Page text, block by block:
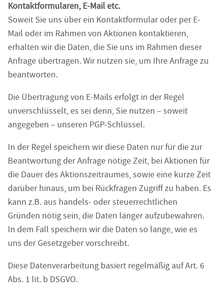
Kontaktformularen, E-Mail etc.
Soweit Sie uns über ein Kontaktformular oder per E-
Mail oder im Rahmen von Aktionen kontaktieren,
erhalten wir die Daten, die Sie uns im Rahmen dieser
Anfrage übertragen. Wir nutzen sie, um Ihre Anfrage zu
beantworten.
Die Übertragung von E-Mails erfolgt in der Regel
unverschlüsselt, es sei denn, Sie nutzen – soweit
angegeben – unseren PGP-Schlüssel.
In der Regel speichern wir diese Daten nur für die zur
Beantwortung der Anfrage nötige Zeit, bei Aktionen für
die Dauer des Aktionszeitraumes, sowie eine kurze Zeit
darüber hinaus, um bei Rückfragen Zugriff zu haben. Es
kann z.B. aus handels- oder steuerrechtlichen
Gründen nötig sein, die Daten länger aufzubewahren.
In dem Fall speichern wir die Daten so lange, wie es
uns der Gesetzgeber vorschreibt.
Diese Datenverarbeitung basiert regelmäßig auf Art. 6
Abs. 1 lit. b DSGVO.